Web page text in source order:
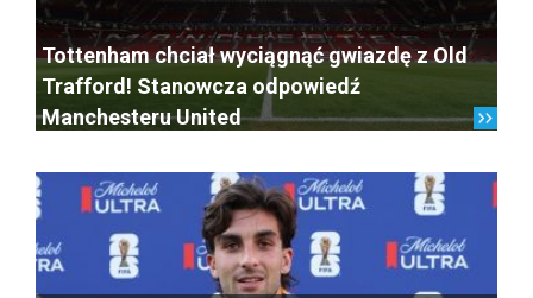
Tottenham chciał wyciągnąć gwiazdę z Old
Trafford! Stanowcza odpowiedź
Manchesteru United